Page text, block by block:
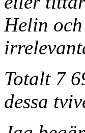
Helin
Totalt 7
dessa